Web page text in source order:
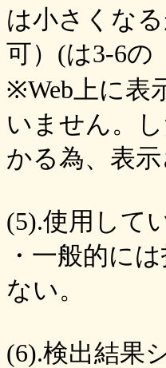
は小さくな
可）(は3-6の
※Web上に表
いません。
かる為、表
(5).使用して
・一般的に
ない。
(6).検出結果